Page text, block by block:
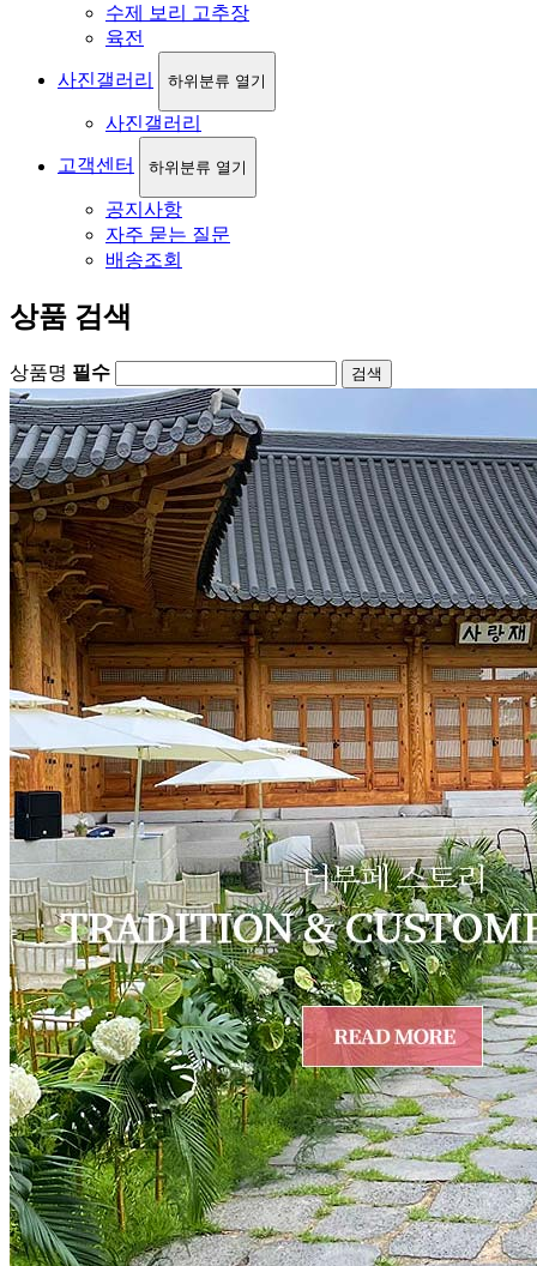
수제 보리 고추장
육전
사진갤러리 하위분류 열기
사진갤러리
고객센터 하위분류 열기
공지사항
자주 묻는 질문
배송조회
상품 검색
상품명 필수 검색